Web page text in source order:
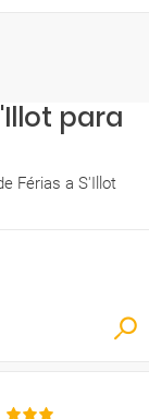
para
Férias a S'Illot